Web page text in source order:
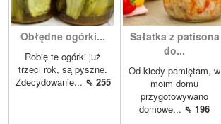
Obłędne ogórki...
Robię te ogórki już
trzeci rok, są pyszne.
Zdecydowanie... ⇖ 255
Sałatka z patisona
do...
Od kiedy pamiętam, w
moim domu
przygotowywano
domowe... ⇖ 196